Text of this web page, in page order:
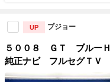
UP プジョー
５００８ ＧＴ ブルー
純正ナビ フルセグＴＶ
ル バックカメラ フル